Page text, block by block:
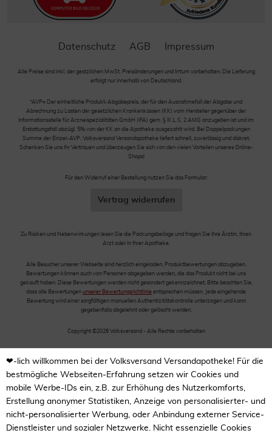
Datenschutz AGB Impressum
Alle Preise sind inkl. der gestzlichen MwSt. Preisänderungen und Irrtum vorbehalten. Die Lieferung
erfolgt nur innerhalb von Deutschland.
*AVP= Der einheitliche Produkt-Abgabepreis, der für den Ausnahmefall der Abgabe und
Abrechnung zu Lasten der gesetzlichen Krankenkassen (KK) vom Hersteller gegenüber der
Informationsstelle für Arzneispezialitäten GmbH (IFA) gem. § III 1, S. 2 AMG anzugeben ist und im
Erstattungsfall abzügl. 5% von der KK an die Apotheke ausgezahlt wird. Bei Doppelpackungen
Summe der Einzel-AVP. Volksversand Versandapotheke liefert schnell, zuverlässig und diskret.
Schenken Sie uns Ihr Vertrauen und überzeugen Sie sich von den vielen Vorteilen unseres Online-
Shops!
Für den Widerruf einer Bestellung nutzen Sie das Formular:
Vertrag widerrufen
Zu Risiken und Nebenwirkungen lesen Sie die Packungsbeilage und fragen Sie Ihre Ärztin, Ihren
Arzt oder in Ihrer Apotheke.
Alle Besucher unserer Webseite sind herzlich eingeladen, Produktbewertungen abzugeben.
Bewertungen können auch von Personen abgegeben werden, die das Produkt nicht bei uns
gekauft haben. Diese Bewertungen werden nicht gesondert gekennzeichnet. Bitte beachten Sie,
dass alle Bewertungen unserer Bewertungsrichtlinie entsprechen müssen. Jede eingehende
Bewertung wird einer sorgfältigen manuellen Authentizitätskontrolle unterzogen und kann
gegebenfalls abgelehnt oder gelöscht werden.
Copyright ©2026 Volksversand - Alle Rechte vorbehalten
❤-lich willkommen bei der Volksversand Versandapotheke! Für die
bestmögliche Webseiten-Erfahrung setzen wir Cookies und
mobile Werbe-IDs ein, z.B. zur Erhöhung des Nutzerkomforts,
Erstellung anonymer Statistiken, Anzeige von personalisierter- und
nicht-personalisierter Werbung, oder Anbindung externer Service-
Dienstleister und sozialer Netzwerke. Nicht essenzielle Cookies